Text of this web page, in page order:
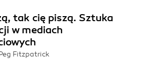
tak cię piszą. Sztuka
w mediach
Fitzpatrick